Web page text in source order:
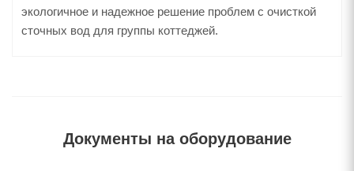
экологичное и надежное решение проблем с очисткой
сточных вод для группы коттеджей.
Документы на оборудование